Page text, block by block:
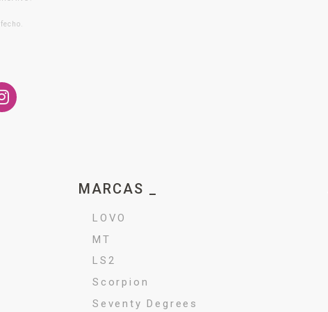
MARCAS _
LOVO
MT
LS2
Scorpion
Seventy Degrees